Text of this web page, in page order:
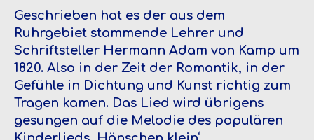
Geschrieben hat es der aus dem
Ruhrgebiet stammende Lehrer und
Schriftsteller Hermann Adam von Kamp um
1820. Also in der Zeit der Romantik, in der
Gefühle in Dichtung und Kunst richtig zum
Tragen kamen. Das Lied wird übrigens
gesungen auf die Melodie des populären